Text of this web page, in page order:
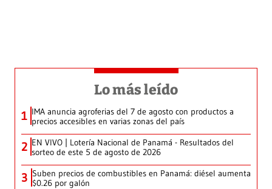
Lo más leído
1 IMA anuncia agroferias del 7 de agosto con productos a
precios accesibles en varias zonas del país
2 EN VIVO | Lotería Nacional de Panamá - Resultados del
sorteo de este 5 de agosto de 2026
3 Suben precios de combustibles en Panamá: diésel aumenta
$0.26 por galón